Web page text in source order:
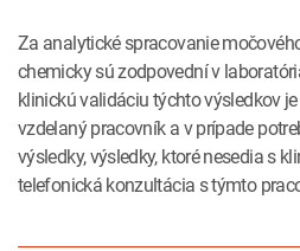
Za analytické spracovanie
chemicky sú zodpovední v
klinickú validáciu týchto výsledkov
vzdelaný pracovník a v prípade
výsledky, výsledky, ktoré nesedia s
telefonická konzultácia s týmto